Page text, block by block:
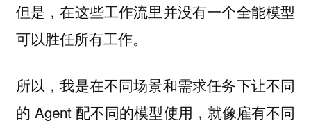
但是，在这些工作流里并没有一个全能模型
可以胜任所有工作。
所以，我是在不同场景和需求任务下让不同
的 Agent 配不同的模型使用，就像雇有不同